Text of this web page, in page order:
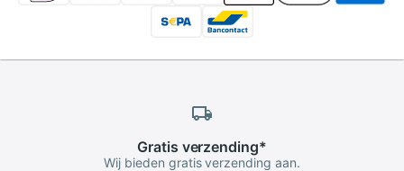
Gratis verzending*
Wij bieden gratis verzending aan.